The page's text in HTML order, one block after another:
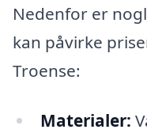
Nedenfor er
kan påvirke
Troense:
Materialer: